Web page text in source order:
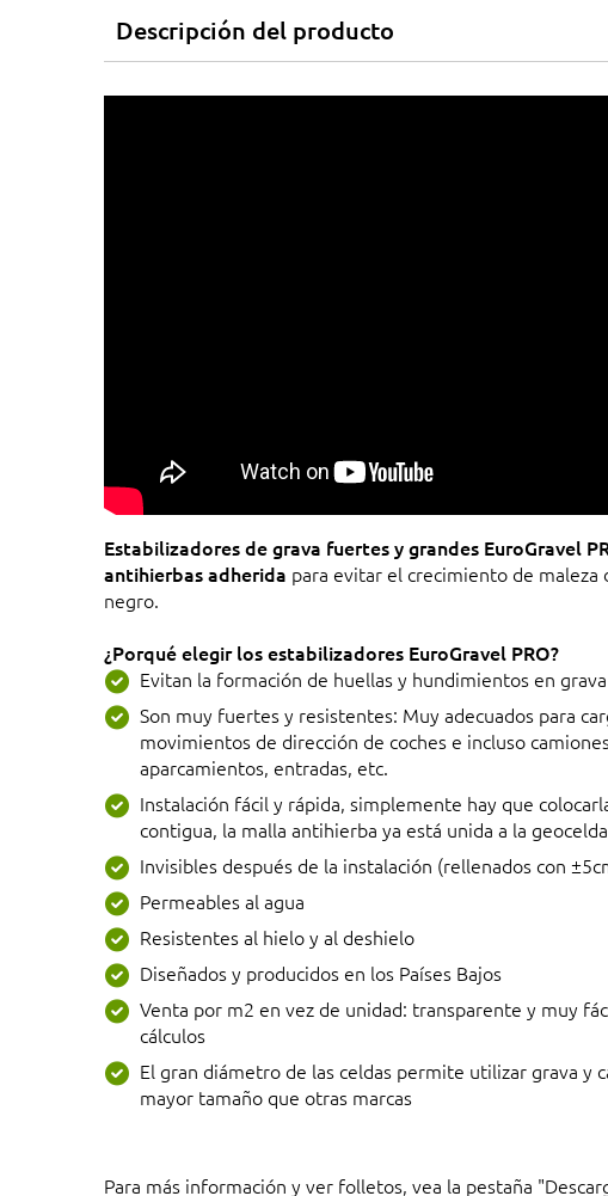
Descripción del producto
Estabilizadores de grava fuertes y grandes EuroGravel
antihierbas adherida para evitar el crecimiento de maleza
negro.
¿Porqué elegir los estabilizadores EuroGravel PRO?
Evitan la formación de huellas y hundimientos en grava
Son muy fuertes y resistentes: Muy adecuados para
movimientos de dirección de coches e incluso
aparcamientos, entradas, etc.
Instalación fácil y rápida, simplemente hay que
contigua, la malla antihierba ya está unida a la geocelda
Invisibles después de la instalación (rellenados con
Permeables al agua
Resistentes al hielo y al deshielo
Diseñados y producidos en los Países Bajos
Venta por m2 en vez de unidad: transparente y muy
cálculos
El gran diámetro de las celdas permite utilizar grava y
mayor tamaño que otras marcas
Para más información y ver folletos, vea la pestaña